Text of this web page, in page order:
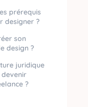
prérequis
designer ?
son
design ?
juridique
?